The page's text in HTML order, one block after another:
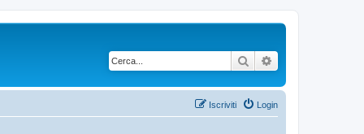
Cerca
Login
Iscriviti